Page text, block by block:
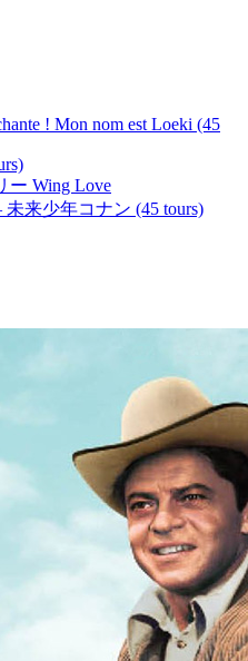
! Mon nom est Loeki (45
ー Wing Love
未来少年コナン (45 tours)